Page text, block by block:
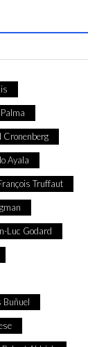
Cronenberg
Ayala
Truffaut
Luc Godard
Buñuel